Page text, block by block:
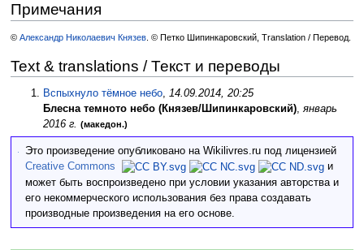
Примечания
© Александр Николаевич Князев. © Петко Шипинкаровский, Translation / Перевод.
Text & translations / Текст и переводы
Вспыхнуло тёмное небо,14.09.2014, 20:25
Блесна темното небо (Князев/Шипинкаровский),январь
2016 г. (македон.)
Это произведение опубликовано на Wikilivres.ru под лицензией
Creative Commons
и
может быть воспроизведено при условии указания авторства и
его некоммерческого использования без права создавать
производные произведения на его основе.